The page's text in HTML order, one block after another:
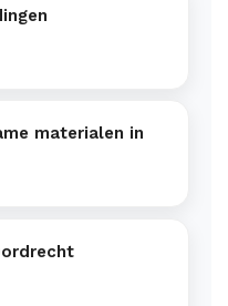
materialen in